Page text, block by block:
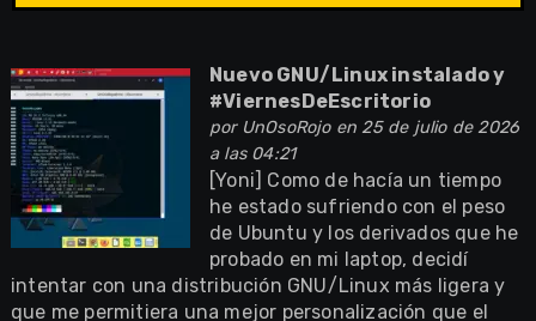
Nuevo GNU/Linux instalado y
#ViernesDeEscritorio
por UnOsoRojoen 25 de julio de 2026
a las 04:21
[Yoni] Como de hacía un tiempo
he estado sufriendo con el peso
de Ubuntu y los derivados que he
probado en mi laptop, decidí
intentar con una distribución GNU/Linux más ligera y
que me permitiera una mejor personalización que el